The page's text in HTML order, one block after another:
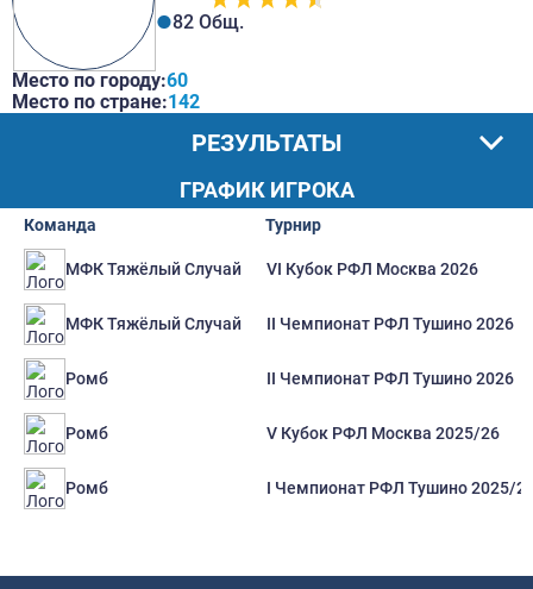
82 Общ.
Место по городу:60
Место по стране:142
РЕЗУЛЬТАТЫ
ГРАФИК ИГРОКА
Команда Турнир
МФК Тяжёлый Случай VI Кубок РФЛ Москва 2026
МФК Тяжёлый Случай II Чемпионат РФЛ Тушино 2026
Ромб II Чемпионат РФЛ Тушино 2026
Ромб V Кубок РФЛ Москва 2025/26
Ромб I Чемпионат РФЛ Тушино 2025/